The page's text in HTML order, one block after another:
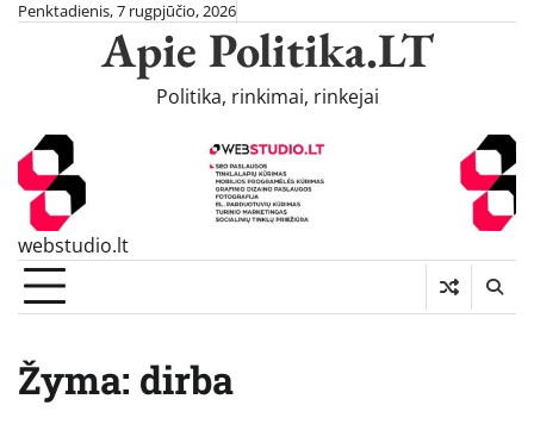
SkipPenktadienis, 7 rugpjūčio, 2026
Apie Politika.LT
Politika, rinkimai, rinkejai
webstudio.lt
Žyma: dirba